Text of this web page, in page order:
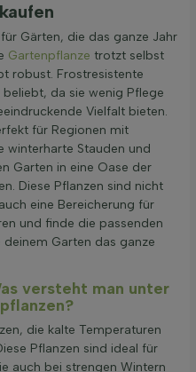
Gärten, die das ganze Jahr
Gartenpflanze trotzt selbst
robust. Frostresistente
da sie wenig Pflege
Vielfalt bieten.
für Regionen mit
winterharte Stauden und
Garten in eine Oase der
Diese Pflanzen sind nicht
eine Bereicherung für
und finde die passenden
Garten das ganze
versteht man unter
die kalte Temperaturen
Pflanzen sind ideal für
auch bei strengen Wintern